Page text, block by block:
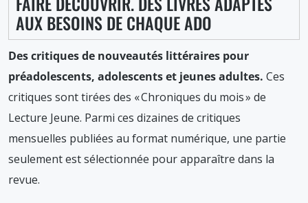
AUX BESOINS DE CHAQUE ADO
Des critiques de nouveautés littéraires pour
préadolescents, adolescents et jeunes adultes. Ces
critiques sont tirées des « Chroniques du mois » de
Lecture Jeune. Parmi ces dizaines de critiques
mensuelles publiées au format numérique, une partie
seulement est sélectionnée pour apparaître dans la
revue.